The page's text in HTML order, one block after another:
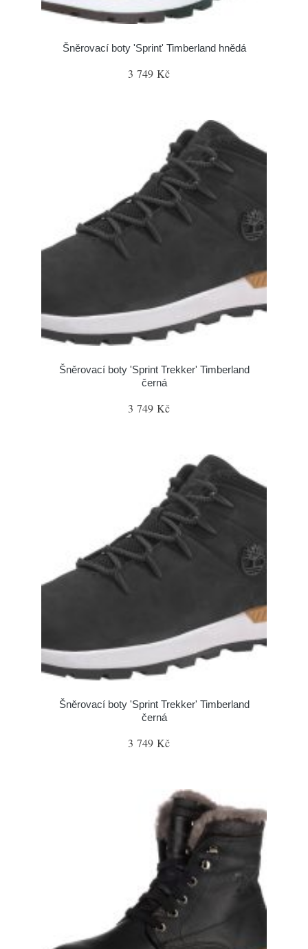
Šněrovací boty 'Sprint' Timberland hnědá
3 749 Kč
Šněrovací boty 'Sprint Trekker' Timberland
černá
3 749 Kč
Šněrovací boty 'Sprint Trekker' Timberland
černá
3 749 Kč